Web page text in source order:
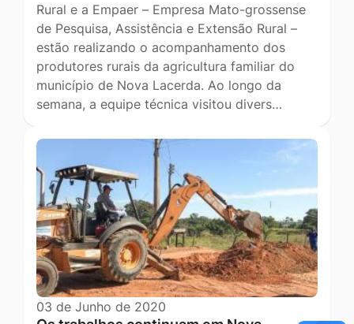
Rural e a Empaer – Empresa Mato-grossense
de Pesquisa, Assistência e Extensão Rural –
estão realizando o acompanhamento dos
produtores rurais da agricultura familiar do
município de Nova Lacerda. Ao longo da
semana, a equipe técnica visitou divers…
03 de Junho de 2020